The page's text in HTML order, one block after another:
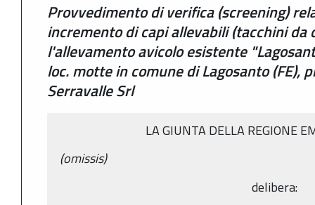
Provvedimento di verifica (screening)
incremento di capi allevabili (tacchini da
l'allevamento avicolo esistente
loc. motte in comune di Lagosanto (FE),
Serravalle Srl
LA GIUNTA DELLA REGIONE
(omissis)
delibera: